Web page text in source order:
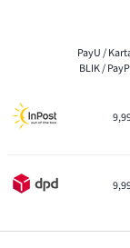
PayU /
BLIK /